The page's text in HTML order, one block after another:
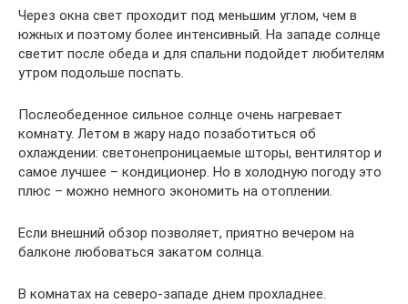
Через окна свет проходит под меньшим углом, чем в
южных и поэтому более интенсивный. На западе солнце
светит после обеда и для спальни подойдет любителям
утром подольше поспать.
Послеобеденное сильное солнце очень нагревает
комнату. Летом в жару надо позаботиться об
охлаждении: светонепроницаемые шторы, вентилятор и
самое лучшее – кондиционер. Но в холодную погоду это
плюс – можно немного экономить на отоплении.
Если внешний обзор позволяет, приятно вечером на
балконе любоваться закатом солнца.
В комнатах на северо-западе днем прохладнее.